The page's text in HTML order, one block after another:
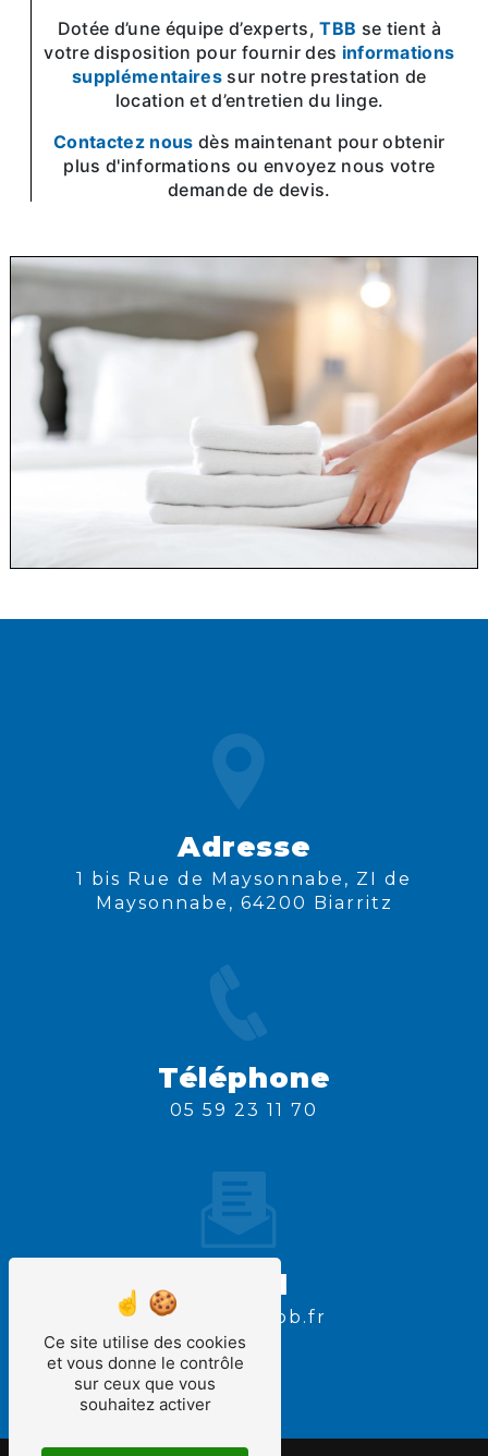
Dotée d’une équipe d’experts,TBB se tient à
votre disposition pour fournir des informations
supplémentairessur notre prestation de
location et d’entretien du linge.
Contactez nous dès maintenant pour obtenir
plus d'informations ou envoyez nous votre
demande de devis.
Adresse
1 bis Rue de Maysonnabe, ZI de
Maysonnabe, 64200 Biarritz
Téléphone
05 59 23 11 70
Email
contact@tbb.fr
Ce site utilise des cookies
et vous donne le contrôle
sur ceux que vous
souhaitez activer